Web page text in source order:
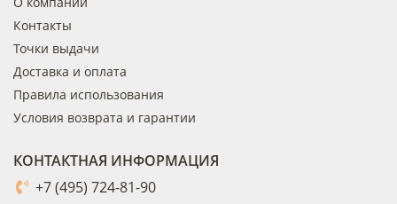
Контакты
Точки выдачи
Доставка и оплата
Правила использования
Условия возврата и гарантии
КОНТАКТНАЯ ИНФОРМАЦИЯ
+7 (495) 724-81-90